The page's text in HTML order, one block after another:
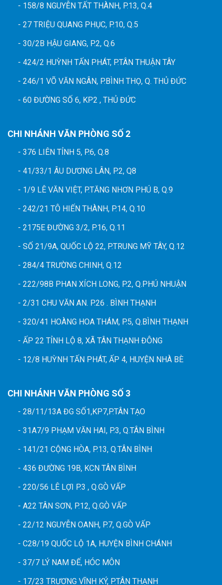
- 158/8 NGUYỄN TẤT THÀNH, P.13, Q.4
- 27 TRIỆU QUANG PHỤC, P.10, Q.5
- 30/2B HẬU GIANG, P.2, Q.6
- 424/2 HUỲNH TẤN PHÁT, P.TÂN THUẬN TÂY
- 246/1 VÕ VĂN NGÂN, P.BÌNH THỌ, Q. THỦ ĐỨC
- 60 ĐƯỜNG SỐ 6, KP2 , THỦ ĐỨC
CHI NHÁNH VĂN PHÒNG SỐ 2
- 376 LIÊN TỈNH 5, P.6, Q.8
- 41/33/1 ÂU DƯƠNG LÂN, P.2, Q8
- 1/9 LÊ VĂN VIỆT, P.TĂNG NHƠN PHÚ B, Q.9
- 242/21 TÔ HIẾN THÀNH, P.14, Q.10
- 2175E ĐƯỜNG 3/2, P.16, Q.11
- SỐ 21/9A, QUỐC LỘ 22, P.TRUNG MỸ TÂY, Q.12
- 284/4 TRƯỜNG CHINH, Q.12
- 222/98B PHAN XÍCH LONG, P.2, Q.PHÚ NHUẬN
- 2/31 CHU VĂN AN. P.26 . BÌNH THẠNH
- 320/41 HOÀNG HOA THÁM, P.5, Q.BÌNH THẠNH
- ẤP 22 TỈNH LỘ 8, XÃ TÂN THẠNH ĐÔNG
- 12/8 HUỲNH TẤN PHÁT, ẤP 4, HUYỆN NHÀ BÈ
CHI NHÁNH VĂN PHÒNG SỐ 3
- 28/11/13A ĐG SỐ1,KP7,P.TÂN TẠO
- 31A7/9 PHẠM VĂN HAI, P.3, Q.TÂN BÌNH
- 141/21 CỘNG HÒA, P.13, Q.TÂN BÌNH
- 436 ĐƯỜNG 19B, KCN TÂN BÌNH
- 220/56 LÊ LỢI P.3 , Q.GÒ VẤP
- A22 TÂN SƠN, P.12, Q.GÒ VẤP
- 22/12 NGUYỄN OANH, P.7, Q.GÒ VẤP
- C28/19 QUỐC LỘ 1A, HUYỆN BÌNH CHÁNH
- 37/7 LÝ NAM ĐẾ, HÓC MÔN
- 17/23 TRƯƠNG VĨNH KÝ, P.TÂN THẠNH